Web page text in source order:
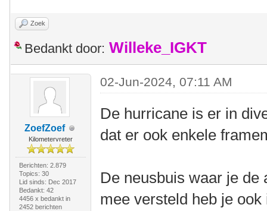
Zoek
Bedankt door: Willeke_IGKT
ZoefZoef
Kilometervreter
Berichten: 2.879
Topics: 30
Lid sinds: Dec 2017
Bedankt: 42
4456 x bedankt in
2452 berichten
02-Jun-2024, 07:11 AM
De hurricane is er in
dat er ook enkele
De neusbuis waar je de
mee versteld heb je